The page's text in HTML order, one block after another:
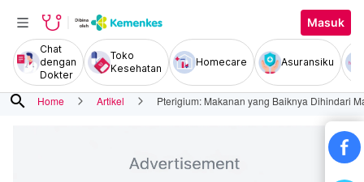
Masuk
Chat
dengan
Dokter
Toko
Kesehatan
Homecare Asuransiku
search Home Artikel Pterigium: Makanan yang Baiknya Dihindari